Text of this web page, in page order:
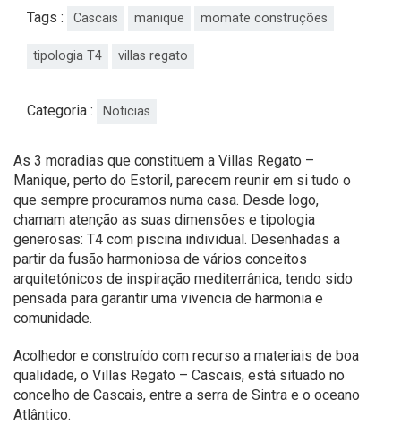
Tags : Cascais manique momate construções
tipologia T4 villas regato
Categoria : Noticias
As 3 moradias que constituem a Villas Regato –
Manique, perto do Estoril, parecem reunir em si tudo o
que sempre procuramos numa casa. Desde logo,
chamam atenção as suas dimensões e tipologia
generosas: T4 com piscina individual. Desenhadas a
partir da fusão harmoniosa de vários conceitos
arquitetónicos de inspiração mediterrânica, tendo sido
pensada para garantir uma vivencia de harmonia e
comunidade.
Acolhedor e construído com recurso a materiais de boa
qualidade, o Villas Regato – Cascais, está situado no
concelho de Cascais, entre a serra de Sintra e o oceano
Atlântico.